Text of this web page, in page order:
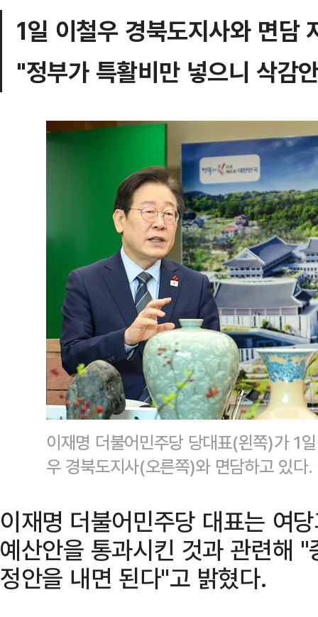
1일 이철우 경북도지사와 면담
"정부가 특활비만 넣으니 삭감
이재명 더불어민주당 당대표(왼쪽)가 1
우 경북도지사(오른쪽)와 면담하고 있
이재명 더불어민주당 대표는 여
예산안을 통과시킨 것과 관련해
정안을 내면 된다"고 밝혔다.